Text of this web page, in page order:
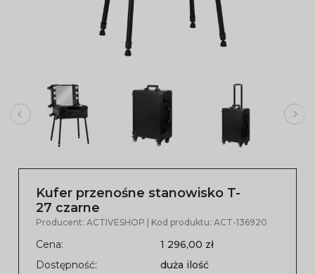
Kufer przenośne stanowisko T-
27 czarne
Producent: ACTIVESHOP | Kod produktu: ACT-136920
Cena:
1 296,00 zł
Dostępność:
duża ilość